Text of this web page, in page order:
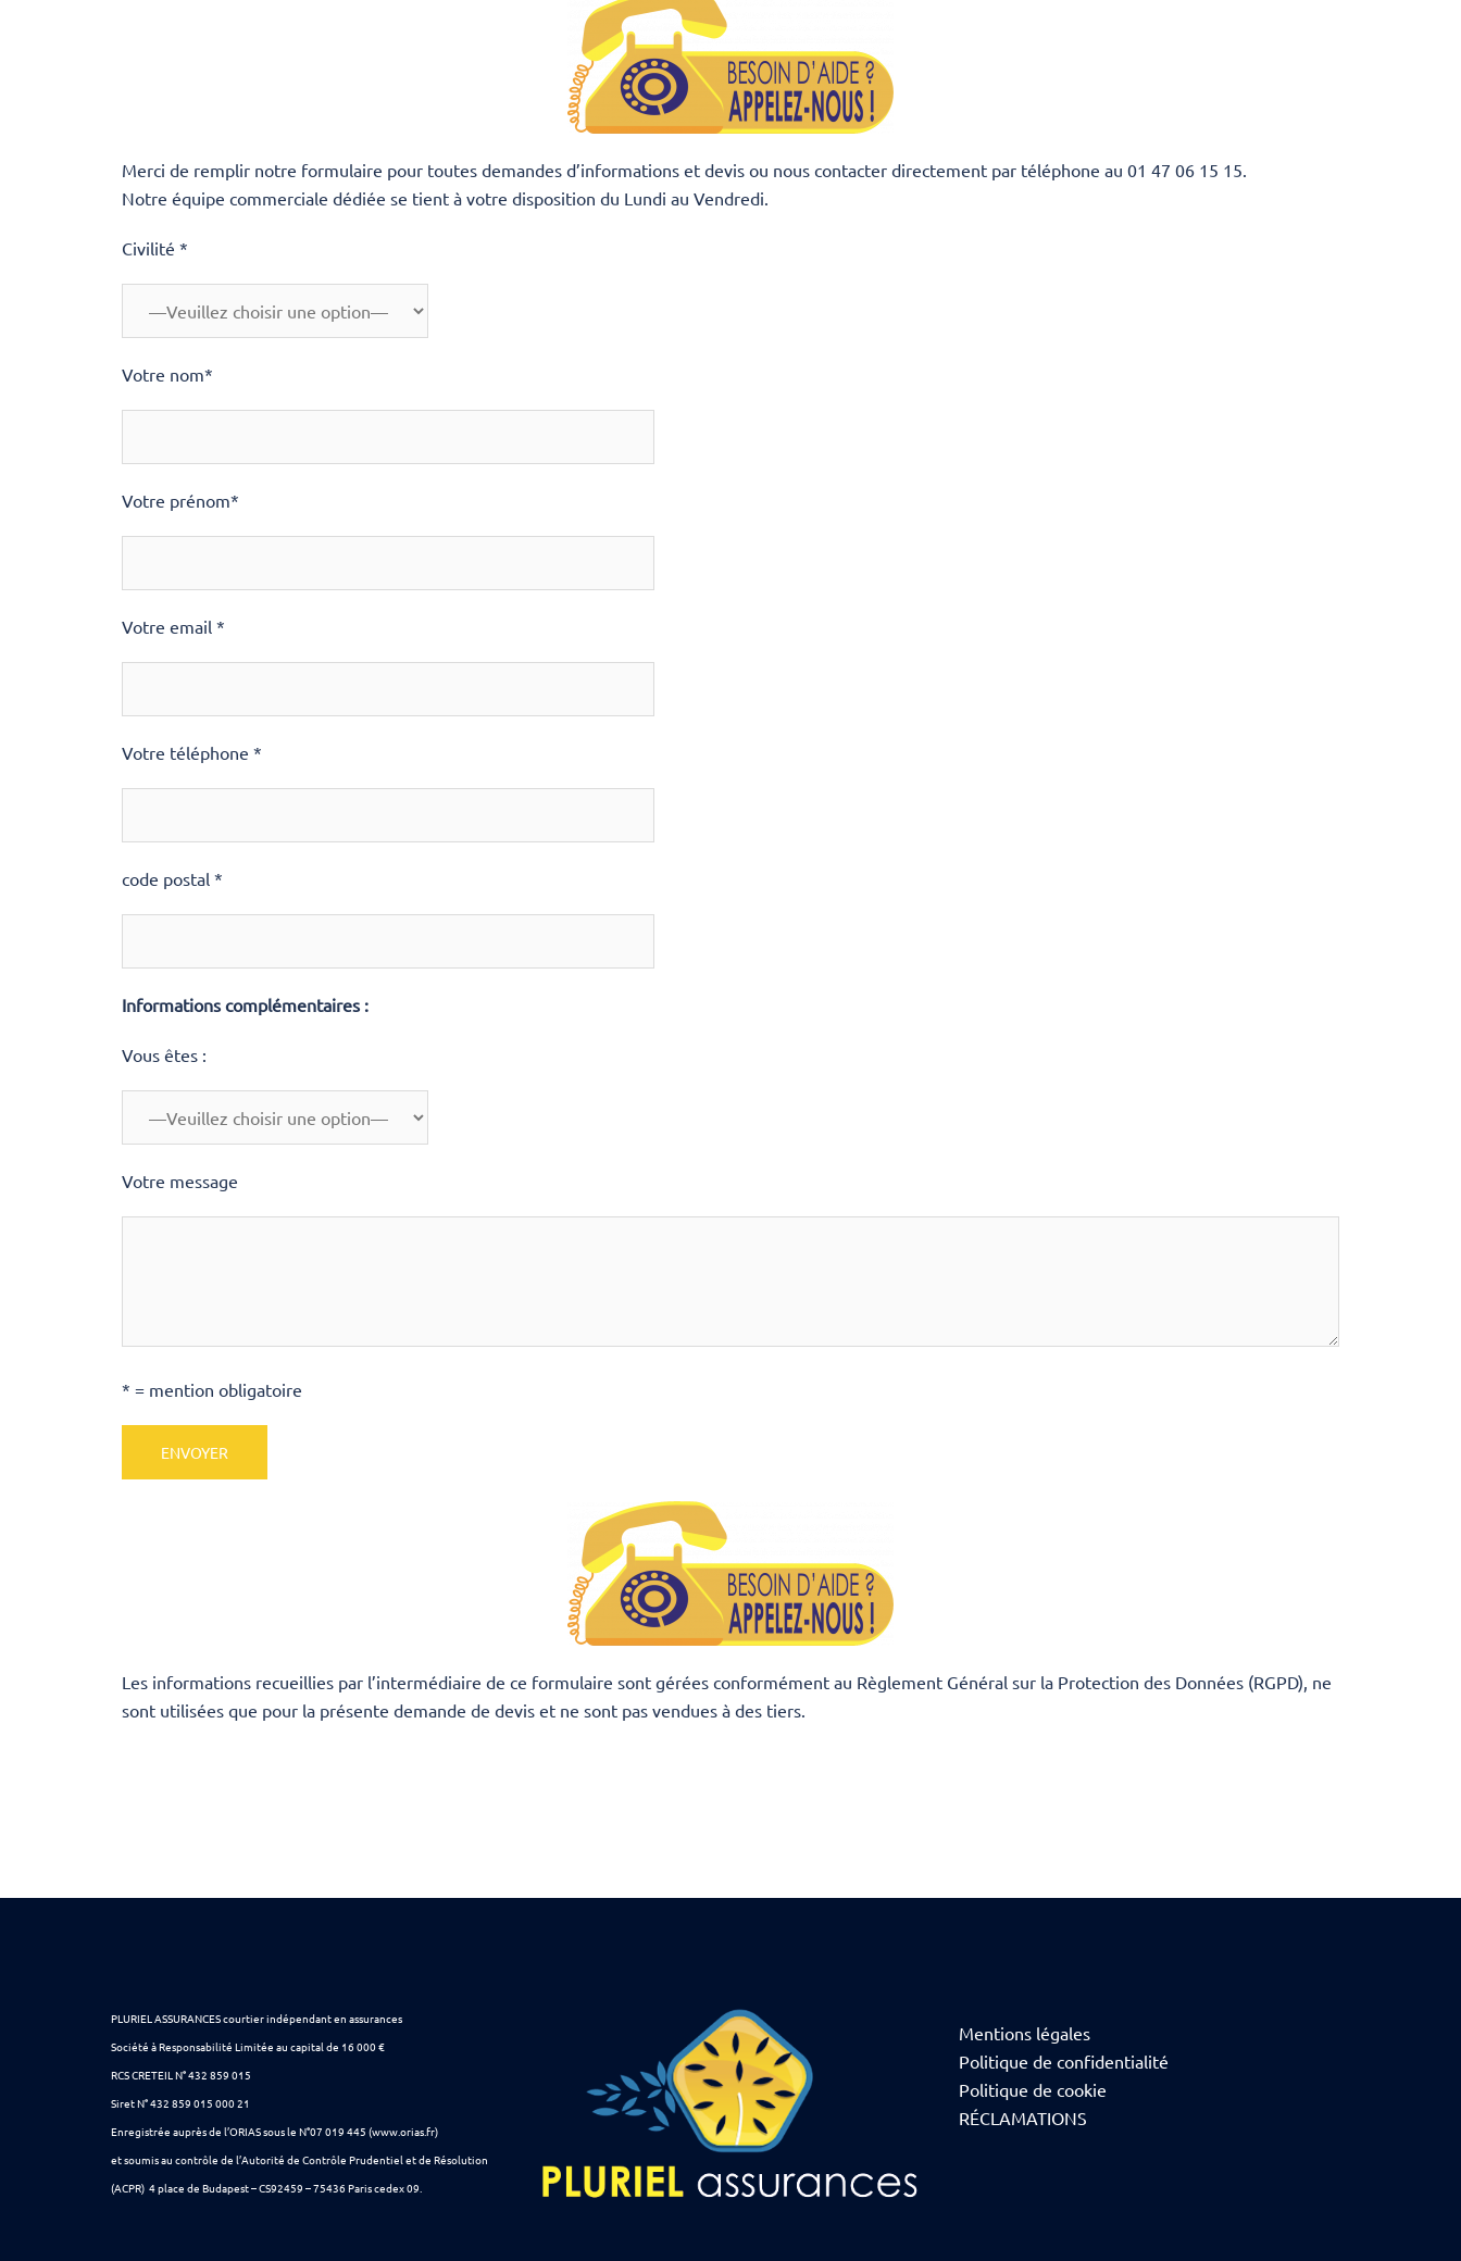
Merci de remplir notre formulaire pour toutes demandes d’informations et devis ou nous contacter directement par téléphone au 01 47 06 15 15.
Notre équipe commerciale dédiée se tient à votre disposition du Lundi au Vendredi.
Civilité *
Votre nom*
Votre prénom*
Votre email *
Votre téléphone *
code postal *
Informations complémentaires :
Vous êtes :
Votre message
* = mention obligatoire
Les informations recueillies par l’intermédiaire de ce formulaire sont gérées conformément au Règlement Général sur la Protection des Données (RGPD), ne
sont utilisées que pour la présente demande de devis et ne sont pas vendues à des tiers.
PLURIEL ASSURANCES courtier indépendant en assurances
Société à Responsabilité Limitée au capital de 16 000 €
RCS CRETEIL N° 432 859 015
Siret N° 432 859 015 000 21
Enregistrée auprès de l’ORIAS sous le N°07 019 445 (www.orias.fr)
et soumis au contrôle de l’Autorité de Contrôle Prudentiel et de Résolution
(ACPR) 4 place de Budapest – CS92459 – 75436 Paris cedex 09.
Mentions légales
Politique de confidentialité
Politique de cookie
RÉCLAMATIONS